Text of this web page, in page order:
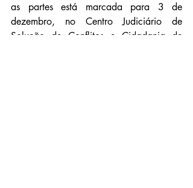
as partes está marcada para 3 de
dezembro, no Centro Judiciário de
Solução de Conflitos e Cidadania de